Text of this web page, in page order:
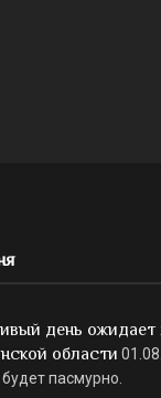
день ожидает
области
пасмурно.